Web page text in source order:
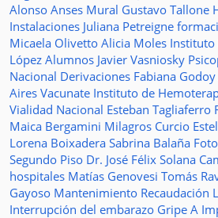
Alonso Anses Mural Gustavo Tallone
Instalaciones Juliana Petreigne
Micaela Olivetto Alicia Moles Instituto
López Alumnos Javier Vasniosky
Nacional Derivaciones Fabiana Godoy
Aires Vacunate Instituto de
Vialidad Nacional Esteban Tagliaferro
Maica Bergamini Milagros Curcio
Lorena Boixadera Sabrina Balaña
Segundo Piso Dr. José Félix Solana
hospitales Matías Genovesi Tomás
Gayoso Mantenimiento Recaudación
Interrupción del embarazo Gripe A